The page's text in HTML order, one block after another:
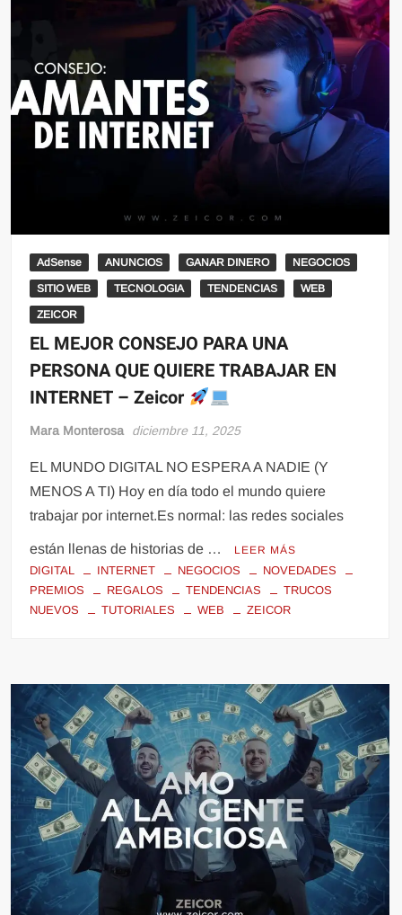
AdSense ANUNCIOS GANAR DINERO NEGOCIOS
SITIO WEB TECNOLOGIA TENDENCIAS WEB
ZEICOR
EL MEJOR CONSEJO PARA UNA
PERSONA QUE QUIERE TRABAJAR EN
INTERNET – Zeicor
Mara Monterosa diciembre 11, 2025
EL MUNDO DIGITAL NO ESPERA A NADIE (Y
MENOS A TI) Hoy en día todo el mundo quiere
trabajar por internet.Es normal: las redes sociales
están llenas de historias de … LEER MÁS
DIGITAL INTERNET NEGOCIOS
NOVEDADES
PREMIOS
REGALOS TENDENCIAS
TRUCOS
NUEVOS
TUTORIALES WEB ZEICOR